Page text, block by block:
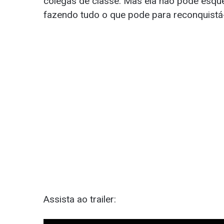
fazendo tudo o que pode para
Assista ao trailer: